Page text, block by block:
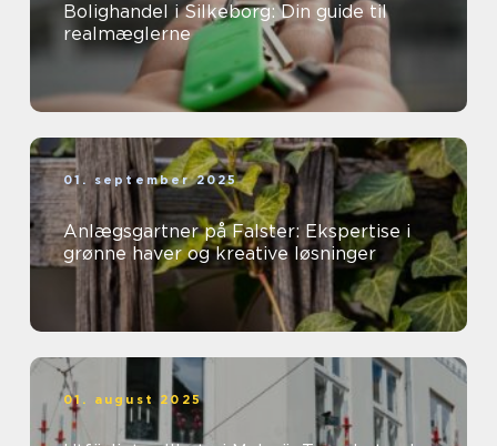
Bolighandel i Silkeborg: Din guide til
realmæglerne
01. september 2025
Anlægsgartner på Falster: Ekspertise i
grønne haver og kreative løsninger
01. august 2025